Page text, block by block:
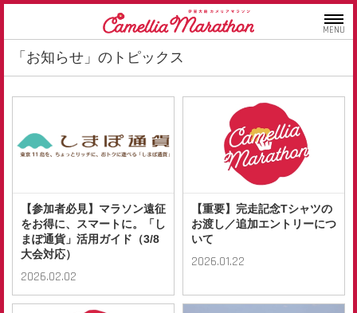
MENU
「お知らせ」のトピックス
【参加者必見】マラソン遠征
をお得に、スマートに。「し
まぽ通貨」活用ガイド（3/8
大会対応）
2026.02.02
【重要】完走記念Tシャツの
お渡し／追加エントリーにつ
いて
2026.01.22